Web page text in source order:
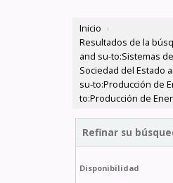
Inicio ›
Resultados de la
and su-to:Sistemas
Sociedad del Estado
su-to:Producción de
to:Producción de
Refinar su
Disponibilidad